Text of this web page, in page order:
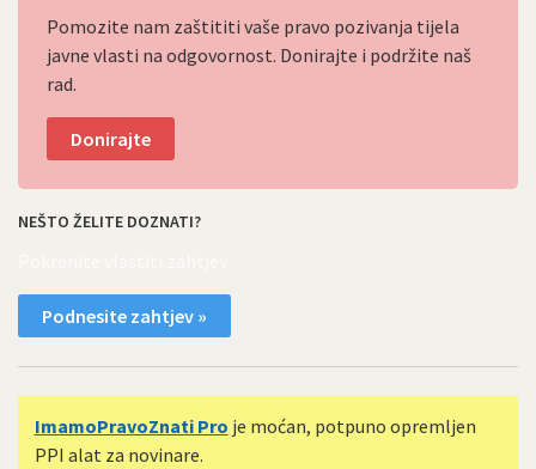
Pomozite nam zaštititi vaše pravo pozivanja tijela
javne vlasti na odgovornost. Donirajte i podržite naš
rad.
Donirajte
NEŠTO ŽELITE DOZNATI?
Podnesite zahtjev »
ImamoPravoZnati Pro je moćan, potpuno opremljen
PPI alat za novinare.